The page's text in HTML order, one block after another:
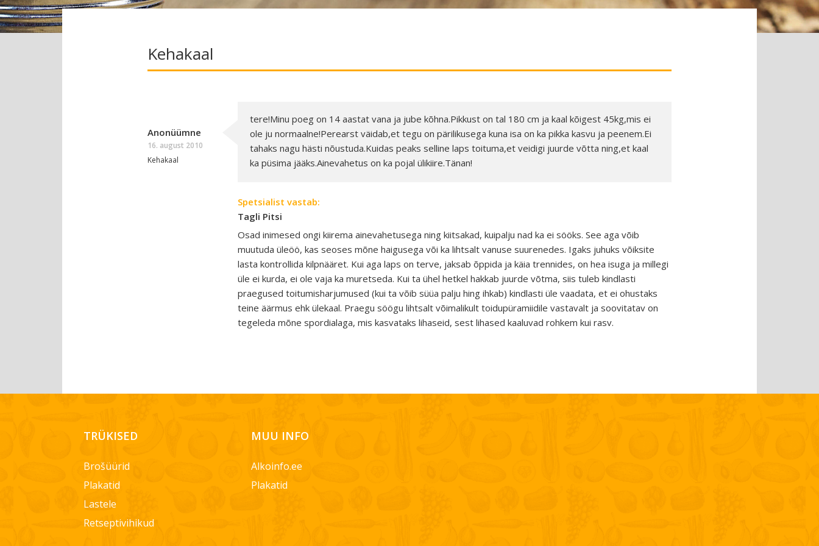
Kehakaal
Anonüümne
16. august 2010
Kehakaal
tere!Minu poeg on 14 aastat vana ja jube kõhna.Pikkust on tal 180 cm ja kaal kõigest 45kg,mis ei
ole ju normaalne!Perearst väidab,et tegu on pärilikusega kuna isa on ka pikka kasvu ja peenem.Ei
tahaks nagu hästi nõustuda.Kuidas peaks selline laps toituma,et veidigi juurde võtta ning,et kaal
ka püsima jääks.Ainevahetus on ka pojal ülikiire.Tänan!
Spetsialist vastab:
Tagli Pitsi
Osad inimesed ongi kiirema ainevahetusega ning kiitsakad, kuipalju nad ka ei sööks. See aga võib
muutuda üleöö, kas seoses mõne haigusega või ka lihtsalt vanuse suurenedes. Igaks juhuks võiksite
lasta kontrollida kilpnääret. Kui aga laps on terve, jaksab õppida ja käia trennides, on hea isuga ja millegi
üle ei kurda, ei ole vaja ka muretseda. Kui ta ühel hetkel hakkab juurde võtma, siis tuleb kindlasti
praegused toitumisharjumused (kui ta võib süüa palju hing ihkab) kindlasti üle vaadata, et ei ohustaks
teine äärmus ehk ülekaal. Praegu söögu lihtsalt võimalikult toidupüramiidile vastavalt ja soovitatav on
tegeleda mõne spordialaga, mis kasvataks lihaseid, sest lihased kaaluvad rohkem kui rasv.
TRÜKISED
Brošüürid
Plakatid
Lastele
Retseptivihikud
MUU INFO
Alkoinfo.ee
Plakatid